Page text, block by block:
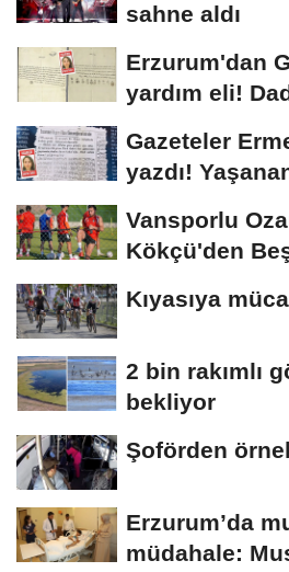
sahne aldı
Erzurum'dan
yardım eli!
Gazeteler
yazdı!
Vansporlu
Kökçü'den
Kıyasıya
2 bin rakımlı
bekliyor
Şoförden
Erzurum’da
müdahale: